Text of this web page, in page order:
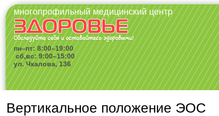
многопрофильный медицинский центр
пн–пт: 8:00–19:00
сб,вс: 9:00–15:00
ул. Чкалова, 136
Вертикальное положение ЭОС